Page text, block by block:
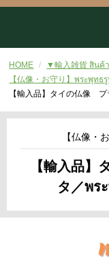
HOME
▼輸入雑貨 สินค้
【仏像・お守り】พระพุทธ
【輸入品】タイの仏像
【仏像・
【輸入品
タ／พร